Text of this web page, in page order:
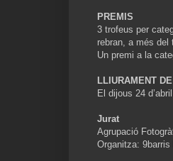
PREMIS
3 trofeus per
rebran, a més del
Un premi a la
LLIURAMENT
El dijous 24
Jurat
Agrupació
Organitza: